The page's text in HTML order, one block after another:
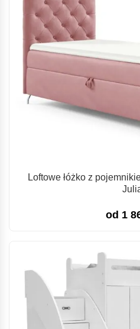
Loftowe łóżko z
od 1